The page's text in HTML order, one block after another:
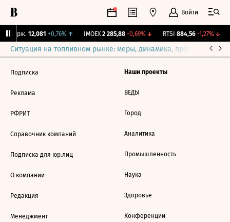
Войти
Бирж. 12,081 +0,76%↑ IMOEX 2 285,88 -0,69%↓ RTSI 884,56 -1,27%↓
Ситуация на топливном рынке: меры, динамика, прогнозы
Подписка
Реклама
РФРИТ
Справочник компаний
Подписка для юр.лиц
О компании
Редакция
Менеджмент
Наши проекты
ВЕДЫ
Город
Аналитика
Промышленность
Наука
Здоровье
Конференции